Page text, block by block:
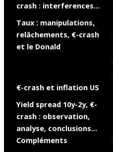
crash : interferences…
Taux : manipulations,
relâchements, €-crash
et le Donald
€-crash et inflation US
Yield spread 10y-2y, €-
crash : observation,
analyse, conclusions…
Compléments